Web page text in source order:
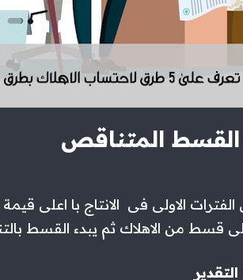
الاولى فى الانتاج با اعلى
قسط من الاهلاك ثم يبدء القسط